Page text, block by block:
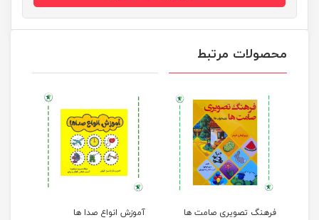
محصولات مرتبط
فرهنگ تصویری صامت ها
آموزش انواع صدا ها